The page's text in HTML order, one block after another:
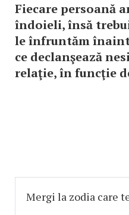
Fiecare persoană
îndoieli, însă
le înfruntăm
ce declanşează
relaţie, în funcţie